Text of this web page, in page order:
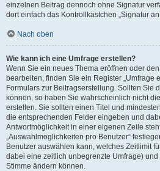
einzelnen Beitrag dennoch ohne Signatur
dort einfach das Kontrollkästchen „Signatur
Nach oben
Wie kann ich eine Umfrage erstellen?
Wenn Sie ein neues Thema eröffnen oder
bearbeiten, finden Sie ein Register „Umfrage
Formulars zur Beitragserstellung. Sollten Sie
können, so haben Sie wahrscheinlich nicht
erstellen. Sie sollten einen Titel und
die entsprechenden Felder eingeben und
Antwortmöglichkeit in einer eigenen Zeile
„Auswahlmöglichkeiten pro Benutzer“
Benutzer auswählen kann, welches Zeitlimit
dabei eine zeitlich unbegrenzte Umfrage)
Stimme ändern können.